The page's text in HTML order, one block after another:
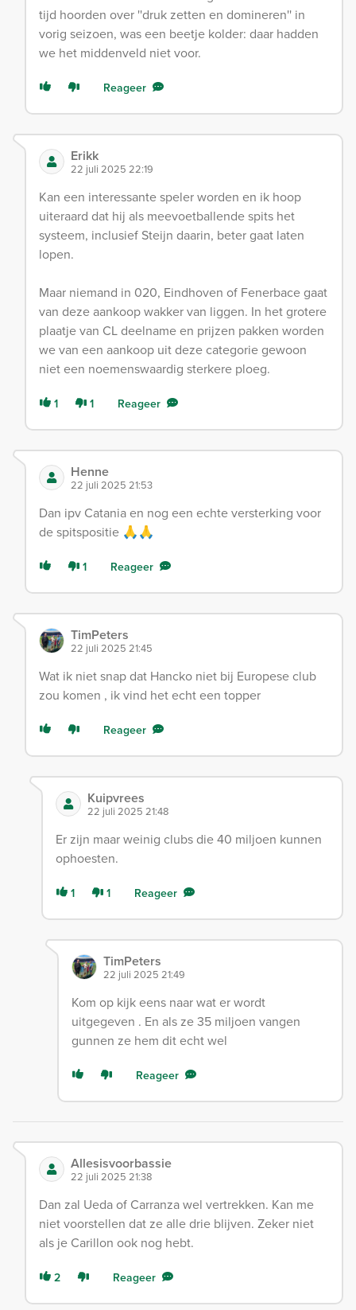
tijd hoorden over ''druk zetten en domineren'' in
vorig seizoen, was een beetje kolder: daar hadden
we het middenveld niet voor.
Reageer
Erikk
22 juli 2025 22:19
Kan een interessante speler worden en ik hoop
uiteraard dat hij als meevoetballende spits het
systeem, inclusief Steijn daarin, beter gaat laten
lopen.
Maar niemand in 020, Eindhoven of Fenerbace gaat
van deze aankoop wakker van liggen. In het grotere
plaatje van CL deelname en prijzen pakken worden
we van een aankoop uit deze categorie gewoon
niet een noemenswaardig sterkere ploeg.
1 1 Reageer
Henne
22 juli 2025 21:53
Dan ipv Catania en nog een echte versterking voor
de spitspositie 🙏🙏
1 Reageer
TimPeters
22 juli 2025 21:45
Wat ik niet snap dat Hancko niet bij Europese club
zou komen , ik vind het echt een topper
Reageer
Kuipvrees
22 juli 2025 21:48
Er zijn maar weinig clubs die 40 miljoen kunnen
ophoesten.
1 1 Reageer
TimPeters
22 juli 2025 21:49
Kom op kijk eens naar wat er wordt
uitgegeven . En als ze 35 miljoen vangen
gunnen ze hem dit echt wel
Reageer
Allesisvoorbassie
22 juli 2025 21:38
Dan zal Ueda of Carranza wel vertrekken. Kan me
niet voorstellen dat ze alle drie blijven. Zeker niet
als je Carillon ook nog hebt.
2 Reageer